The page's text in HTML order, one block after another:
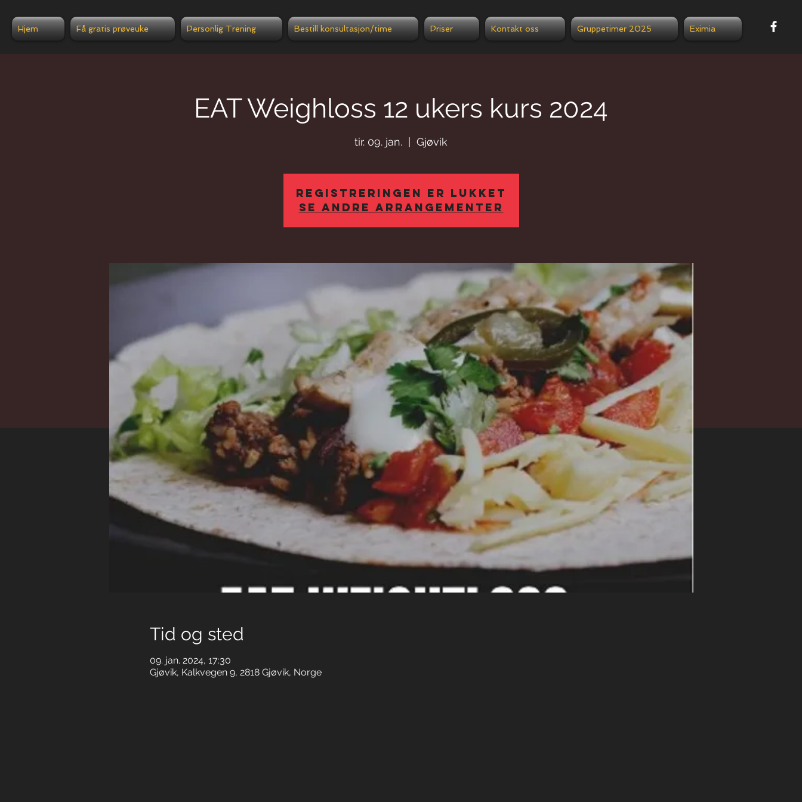
Hjem Få gratis prøveuke Personlig Trening Bestill konsultasjon/time Priser Kontakt oss Gruppetimer 2025 Eximia
EAT Weighloss 12 ukers kurs 2024
tir. 09. jan. Gjøvik
Registreringen er lukket
Se andre arrangementer
Tid og sted
09. jan. 2024, 17:30
Gjøvik, Kalkvegen 9, 2818 Gjøvik, Norge